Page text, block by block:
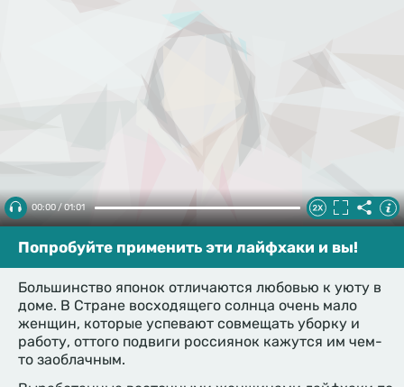
00:00 / 01:01
Попробуйте применить эти лайфхаки и вы!
Большинство японок отличаются любовью к уюту в
доме. В Стране восходящего солнца очень мало
женщин, которые успевают совмещать уборку и
работу, оттого подвиги россиянок кажутся им чем-
то заоблачным.